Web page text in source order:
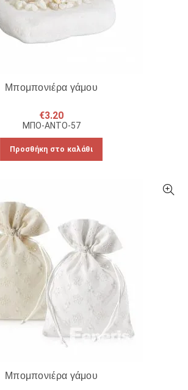
Μπομπονιέρα γάμου
€3.20
ΜΠΟ-ΑΝΤΟ-57
Προσθήκη στο καλάθι
Μπομπονιέρα γάμου